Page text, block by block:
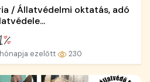
/ Állatvédelmi oktatás, adó
ezelőtt 230